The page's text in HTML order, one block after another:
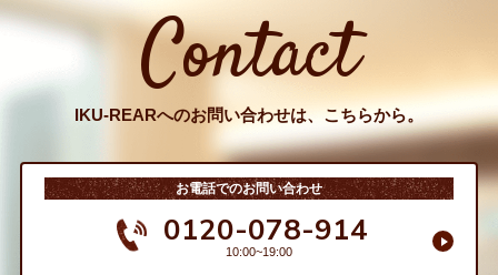
Contact
IKU-REARへのお問い合わせは、こちらから。
お電話でのお問い合わせ
0120-078-914
10:00~19:00